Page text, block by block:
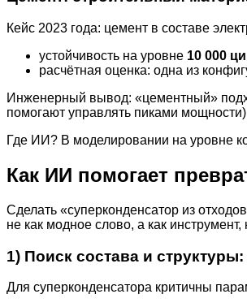
Кейс 2023 года: цемент в составе
устойчивость на уровне 10 000
расчётная оценка: одна из
Инженерный вывод: «цементный»
помогают управлять пиками
Где ИИ? В моделировании на уровне
Как ИИ помогает
Сделать «суперконденсатор из
не как модное слово, а как
1) Поиск состава и
Для суперконденсатора критичны